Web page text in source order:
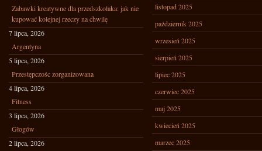
Zabawki kreatywne dla przedszkolaka: jak nie
kupować kolejnej rzeczy na chwilę
7 lipca, 2026
Argentyna
5 lipca, 2026
Przestępczośc zorganizowana
4 lipca, 2026
Fitness
3 lipca, 2026
Głogów
2 lipca, 2026
listopad 2025
październik 2025
wrzesień 2025
sierpień 2025
lipiec 2025
czerwiec 2025
maj 2025
kwiecień 2025
marzec 2025